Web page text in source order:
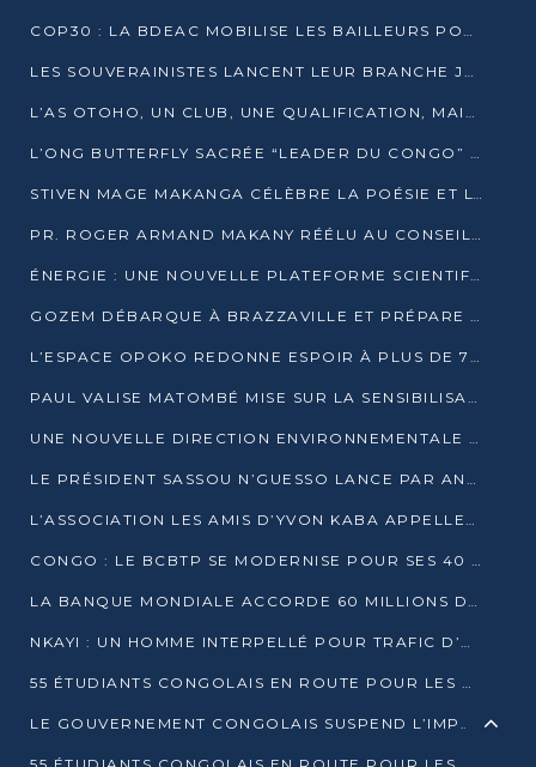
COP30 : LA BDEAC MOBILISE LES BAILLEURS POUR LE FONDS BLEU DU BASSIN DU CONGO
LES SOUVERAINISTES LANCENT LEUR BRANCHE JEUNE À BRAZZAVILLE
L’AS OTOHO, UN CLUB, UNE QUALIFICATION, MAIS ENCORE DES DOUTES
L’ONG BUTTERFLY SACRÉE “LEADER DU CONGO” AU PRIX D’EXCELLENCE 2025
STIVEN MAGE MAKANGA CÉLÈBRE LA POÉSIE ET L’HUMAIN AVEC SON RECUEIL “HECTARE”
PR. ROGER ARMAND MAKANY RÉÉLU AU CONSEIL DE L’AUF
ÉNERGIE : UNE NOUVELLE PLATEFORME SCIENTIFIQUE POUR LA TRANSITION ÉNERGÉTIQUE EN AFRIQUE CENTRALE
GOZEM DÉBARQUE À BRAZZAVILLE ET PRÉPARE SON ARRIVÉE À POINTE-NOIRE
L’ESPACE OPOKO REDONNE ESPOIR À PLUS DE 775 ÉLÈVES AUTOCHTONES DANS LE NORD DU CONGO
PAUL VALISE MATOMBÉ MISE SUR LA SENSIBILISATION POUR ÉRAQUER LE GRAND BANDITISME
UNE NOUVELLE DIRECTION ENVIRONNEMENTALE POUR RENFORCER LA GESTION DES DONNÉES AU CONGO
LE PRÉSIDENT SASSOU N’GUESSO LANCE PAR ANTICIPATION LA 39ÈME JOURNÉE NATIONALE DE L’ARBRE
L’ASSOCIATION LES AMIS D’YVON KABA APPELLENT DENIS SASSOU N’GUESSO À SE PORTER CANDIDAT
CONGO : LE BCBTP SE MODERNISE POUR SES 40 ANS D’EXISTENCE
LA BANQUE MONDIALE ACCORDE 60 MILLIONS DE DOLLARS POUR LA RÉSILIENCE URBAINE AU CONGO
NKAYI : UN HOMME INTERPELLÉ POUR TRAFIC D’UN BÉBÉ CHIMPANZÉ
55 ÉTUDIANTS CONGOLAIS EN ROUTE POUR LES UNIVERSITÉS ALGÉRIENNES
LE GOUVERNEMENT CONGOLAIS SUSPEND L’IMPORTATION DES MACHETTES ET DES MOTOS